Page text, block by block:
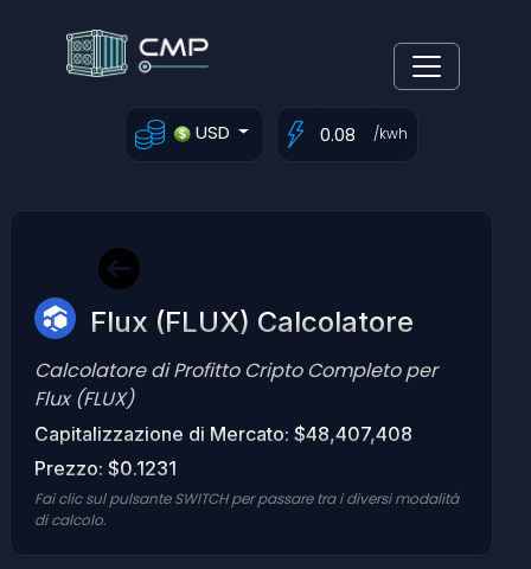
USD /kwh
Flux (FLUX) Calcolatore
Calcolatore di Profitto Cripto Completo per
Flux (FLUX)
Capitalizzazione di Mercato: $48,407,408
Prezzo: $0.1231
Fai clic sul pulsante SWITCH per passare tra i diversi modalità
di calcolo.